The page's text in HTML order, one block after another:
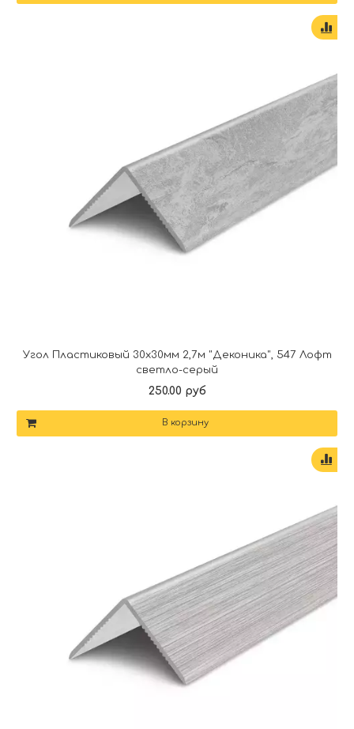
Угол Пластиковый 30х30мм 2,7м "Деконика", 547 Лофт
светло-серый
250.00 руб
В корзину